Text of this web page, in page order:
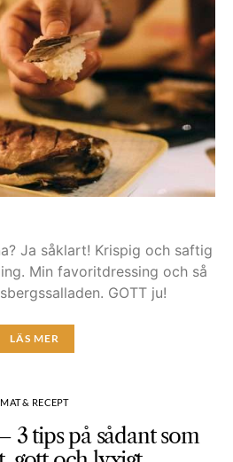
Ja såklart! Krispig och saftig
Min favoritdressing och så
GOTT ju!
LÄS MER
MAT & RECEPT
3 tips på sådant som